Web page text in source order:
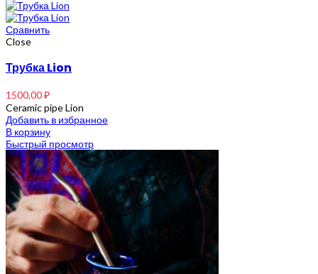
Сравнить
Close
Трубка Lion
1500,00₽
Ceramic pipe Lion
Добавить в избранное
В корзину
Быстрый просмотр